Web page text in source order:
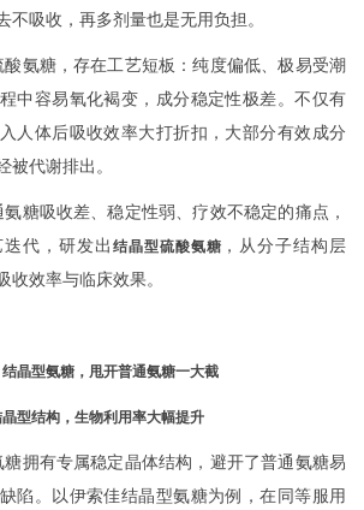
不吸收，再多剂量也是无用负担。
氨糖，存在工艺短板：纯度偏低、极易受潮
中容易氧化褐变，成分稳定性极差。不仅有
人体后吸收效率大打折扣，大部分有效成分
被代谢排出。
糖吸收差、稳定性弱、疗效不稳定的痛点，
代，研发出 结晶型硫酸氨糖 ，从分子结构层
收效率与临床效果。
晶型氨糖，甩开普通氨糖一大截
型结构，生物利用率大幅提升
拥有专属稳定晶体结构，避开了普通氨糖易
陷。以伊索佳结晶型氨糖为例，在同等服用